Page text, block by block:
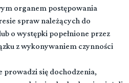
organem postępowania
spraw należących do
o występki popełnione przez
z wykonywaniem czynności
prowadzi się dochodzenia,